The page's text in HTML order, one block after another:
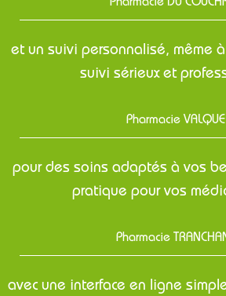
Pharmacie DU
et un suivi personnalisé, même
suivi sérieux et
Pharmacie VALQUE
pour des soins adaptés à vos
pratique pour vos
Pharmacie
avec une interface en ligne